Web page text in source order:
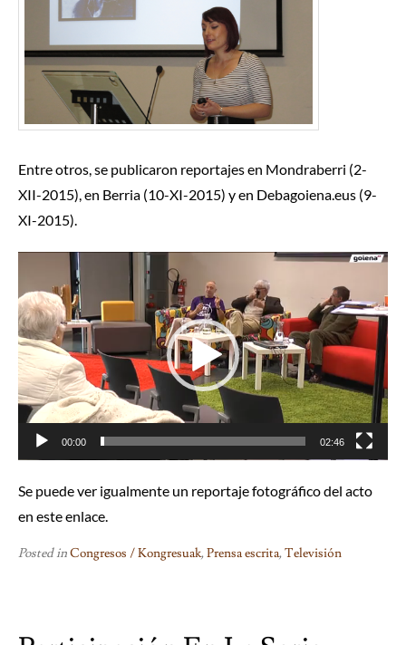
Entre otros, se publicaron reportajes en Mondraberri (2-
XII-2015), en Berria (10-XI-2015) y en Debagoiena.eus (9-
XI-2015).
Reproductor
de
vídeo
00:00 02:46
Se puede ver igualmente un reportaje fotográfico del acto
en esteenlace.
Posted inCongresos / Kongresuak,Prensa escrita,Televisión